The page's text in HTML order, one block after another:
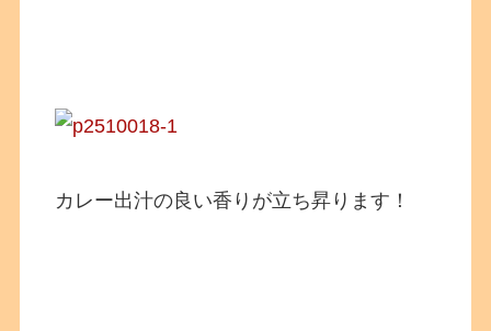
カレー出汁の良い香りが立ち昇ります！